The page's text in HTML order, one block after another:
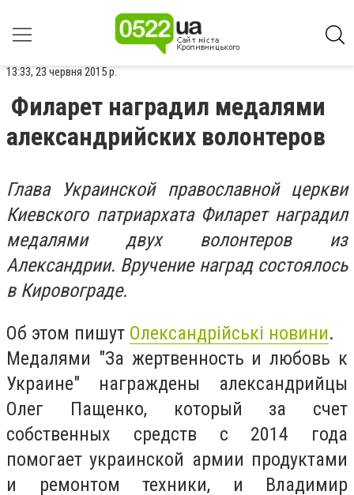
13:33, 23 червня 2015 р.
Филарет наградил медалями
александрийских волонтеров
Глава Украинской православной церкви
Киевского патриархата Филарет наградил
медалями двух волонтеров из
Александрии. Вручение наград состоялось
в Кировограде.
Об этом пишут Олександрійські новини.
Медалями "За жертвенность и любовь к
Украине" награждены александрийцы
Олег Пащенко, который за счет
собственных средств с 2014 года
помогает украинской армии продуктами
и ремонтом техники, и Владимир